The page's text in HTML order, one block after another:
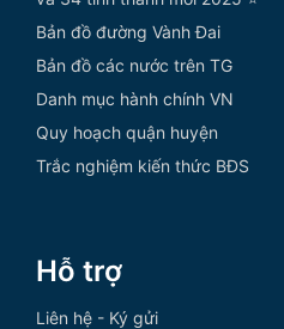
Bản đồ đường Vành Đai
Bản đồ các nước trên TG
Danh mục hành chính VN
Quy hoạch quận huyện
Trắc nghiệm kiến thức BĐS
Hỗ trợ
Liên hệ - Ký gửi